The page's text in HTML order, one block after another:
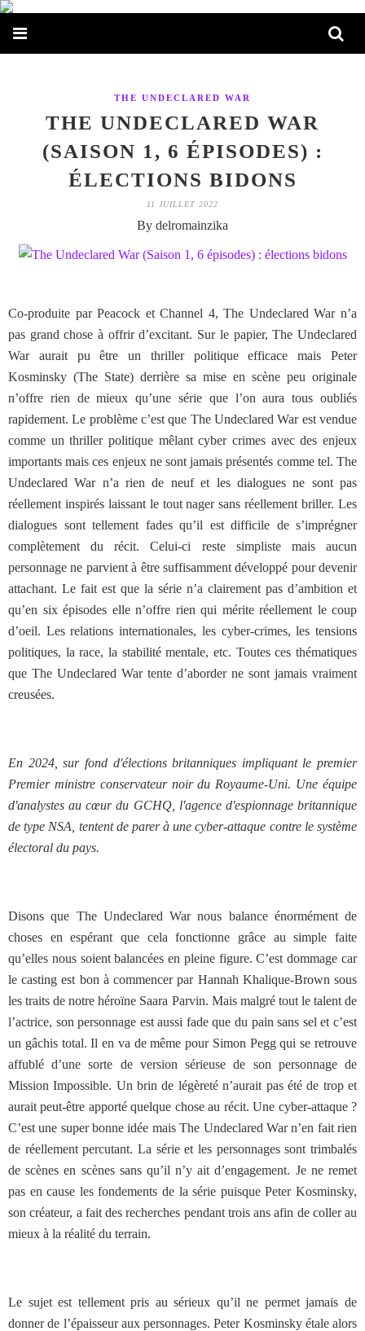
THE UNDECLARED WAR
THE UNDECLARED WAR
(SAISON 1, 6 ÉPISODES) :
ÉLECTIONS BIDONS
11 JUILLET 2022
By delromainzika
Co-produite par Peacock et Channel 4, The Undeclared War n’a
pas grand chose à offrir d’excitant. Sur le papier, The Undeclared
War aurait pu être un thriller politique efficace mais Peter
Kosminsky (The State) derrière sa mise en scène peu originale
n’offre rien de mieux qu’une série que l’on aura tous oubliés
rapidement. Le problème c’est que The Undeclared War est vendue
comme un thriller politique mêlant cyber crimes avec des enjeux
importants mais ces enjeux ne sont jamais présentés comme tel. The
Undeclared War n’a rien de neuf et les dialogues ne sont pas
réellement inspirés laissant le tout nager sans réellement briller. Les
dialogues sont tellement fades qu’il est difficile de s’imprégner
complètement du récit. Celui-ci reste simpliste mais aucun
personnage ne parvient à être suffisamment développé pour devenir
attachant. Le fait est que la série n’a clairement pas d’ambition et
qu’en six épisodes elle n’offre rien qui mérite réellement le coup
d’oeil. Les relations internationales, les cyber-crimes, les tensions
politiques, la race, la stabilité mentale, etc. Toutes ces thématiques
que The Undeclared War tente d’aborder ne sont jamais vraiment
creusées.
En 2024, sur fond d'élections britanniques impliquant le premier
Premier ministre conservateur noir du Royaume-Uni. Une équipe
d'analystes au cœur du GCHQ, l'agence d'espionnage britannique
de type NSA, tentent de parer à une cyber-attaque contre le système
électoral du pays.
Disons que The Undeclared War nous balance énormément de
choses en espérant que cela fonctionne grâce au simple faite
qu’elles nous soient balancées en pleine figure. C’est dommage car
le casting est bon à commencer par Hannah Khalique-Brown sous
les traits de notre héroïne Saara Parvin. Mais malgré tout le talent de
l’actrice, son personnage est aussi fade que du pain sans sel et c’est
un gâchis total. Il en va de même pour Simon Pegg qui se retrouve
affublé d’une sorte de version sérieuse de son personnage de
Mission Impossible. Un brin de légèreté n’aurait pas été de trop et
aurait peut-être apporté quelque chose au récit. Une cyber-attaque ?
C’est une super bonne idée mais The Undeclared War n’en fait rien
de réellement percutant. La série et les personnages sont trimbalés
de scènes en scènes sans qu’il n’y ait d’engagement. Je ne remet
pas en cause les fondements de la série puisque Peter Kosminsky,
son créateur, a fait des recherches pendant trois ans afin de coller au
mieux à la réalité du terrain.
Le sujet est tellement pris au sérieux qu’il ne permet jamais de
donner de l’épaisseur aux personnages. Peter Kosminsky étale alors